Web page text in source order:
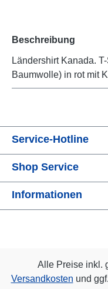
Beschreibung
Ländershirt Kanada.
Baumwolle) in rot mit
Service-Hotline
Shop Service
Informationen
Alle Preise inkl.
Versandkosten und